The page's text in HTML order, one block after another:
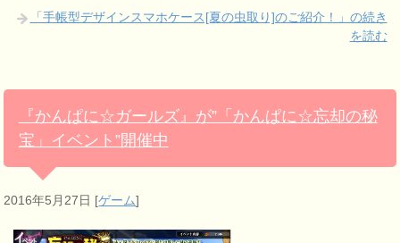
「手帳型デザインスマホケース[夏の虫取り]のご紹介！」の続き
を読む
『かんぱに☆ガールズ』が”「かんぱに☆忘却の秘
宝」イベント”開催中
2016年5月27日 [ゲーム]